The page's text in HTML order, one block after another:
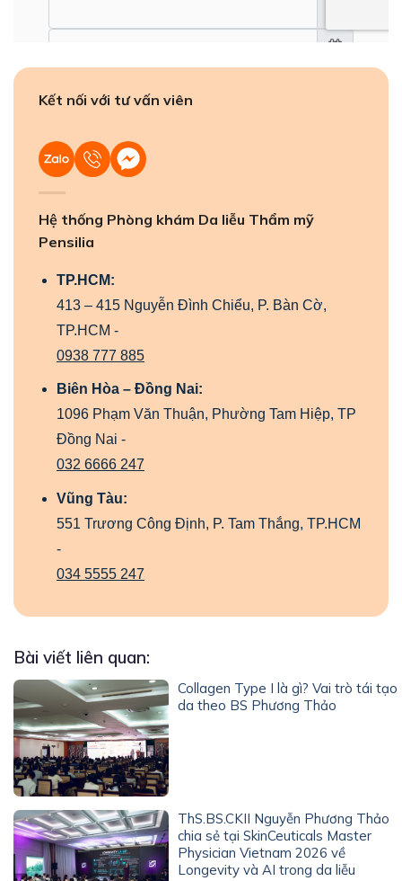
Kết nối với tư vấn viên
Hệ thống Phòng khám Da liễu Thẩm mỹ
Pensilia
TP.HCM:
413 – 415 Nguyễn Đình Chiểu, P. Bàn Cờ,
TP.HCM -
0938 777 885
Biên Hòa – Đồng Nai:
1096 Phạm Văn Thuận, Phường Tam Hiệp, TP
Đồng Nai -
032 6666 247
Vũng Tàu:
551 Trương Công Định, P. Tam Thắng, TP.HCM
-
034 5555 247
Bài viết liên quan:
Collagen Type I là gì? Vai trò tái tạo
da theo BS Phương Thảo
ThS.BS.CKII Nguyễn Phương Thảo
chia sẻ tại SkinCeuticals Master
Physician Vietnam 2026 về
Longevity và AI trong da liễu